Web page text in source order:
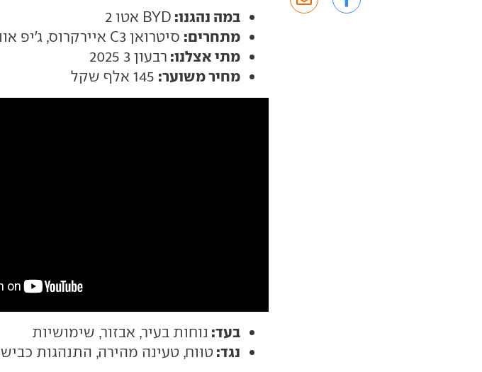
במה נהגנו: BYD אטו 2
מתחרים: סיטרואן C3 איירקרוס, ג'יפ אוונג'ר
מתי אצלנו: רבעון 3 2025
מחיר משוער:
בעד: נוחות בעיר, אבזור, שימושיות
נגד: טווח, טעינה מהירה, התנהגות כביש